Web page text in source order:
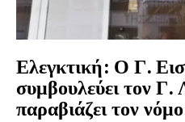
Ελεγκτική: Ο Γ.
συμβουλεύει τον Γ.
παραβιάζει τον νόμο